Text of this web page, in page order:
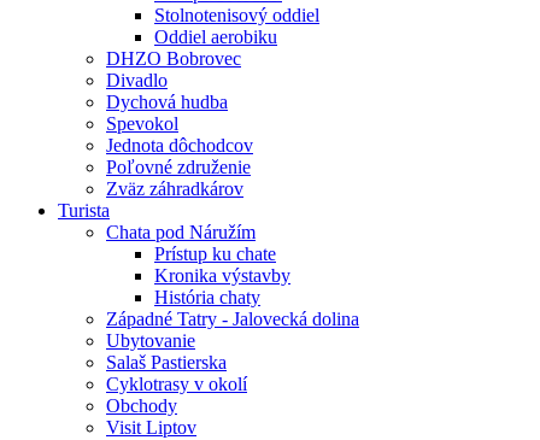
Stolnotenisový oddiel
Oddiel aerobiku
DHZO Bobrovec
Divadlo
Dychová hudba
Spevokol
Jednota dôchodcov
Poľovné združenie
Zväz záhradkárov
Turista
Chata pod Náružím
Prístup ku chate
Kronika výstavby
História chaty
Západné Tatry - Jalovecká dolina
Ubytovanie
Salaš Pastierska
Cyklotrasy v okolí
Obchody
Visit Liptov